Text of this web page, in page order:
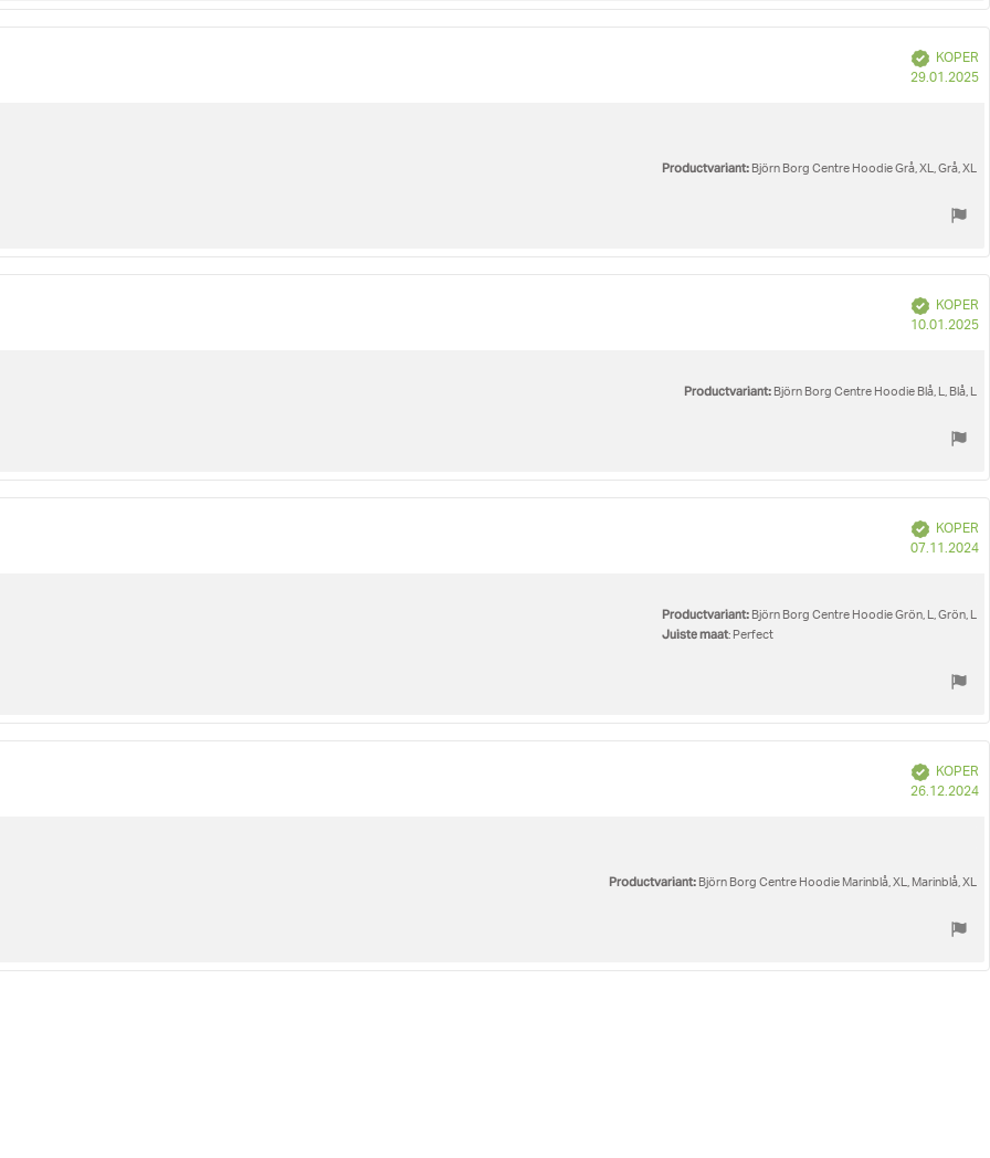
Geverifieerd
KOPER
29.01.2025
Productvariant: Björn Borg Centre Hoodie Grå, XL, Grå, XL
Geverifieerd
KOPER
10.01.2025
Productvariant: Björn Borg Centre Hoodie Blå, L, Blå, L
Geverifieerd
KOPER
07.11.2024
Productvariant: Björn Borg Centre Hoodie Grön, L, Grön, L
Juiste maat: Perfect
Geverifieerd
KOPER
26.12.2024
Productvariant: Björn Borg Centre Hoodie Marinblå, XL, Marinblå, XL